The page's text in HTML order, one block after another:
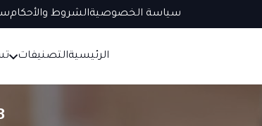
سياسة الخصوصيةالشروط والأحكام
الرئيسيةالتصنيفات